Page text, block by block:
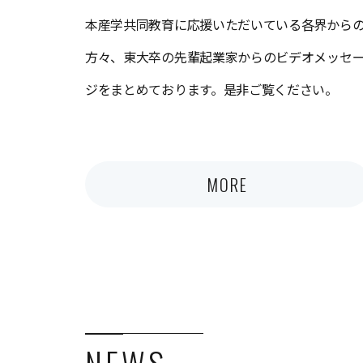
本産学共同教育に応援いただいている各界から
方々、東大卒の先輩起業家からのビデオメッセ
ジをまとめております。是非ご覧ください。
MORE